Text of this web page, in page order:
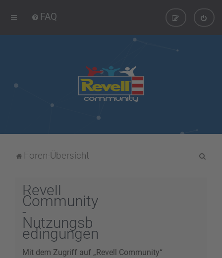
FAQ
Foren-Übersicht
Revell
Community
-
Nutzungsb
edingungen
Mit dem Zugriff auf „Revell Community“